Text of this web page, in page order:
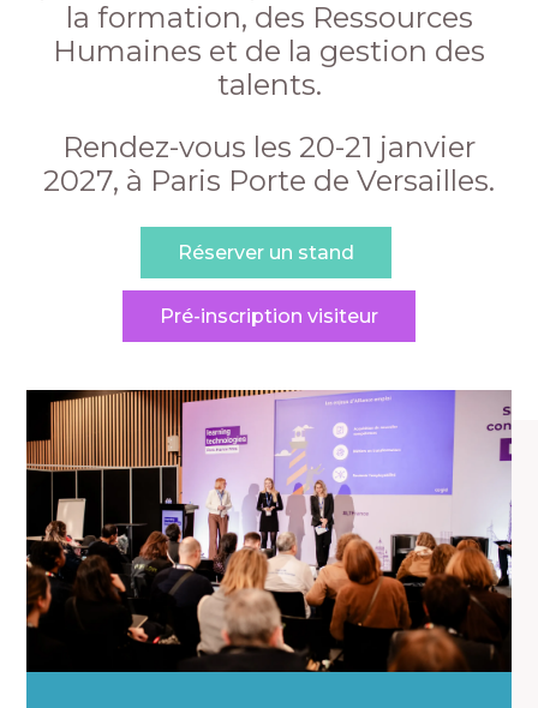
la formation, des Ressources
Humaines et de la gestion des
talents.
Rendez-vous les 20-21 janvier
2027, à Paris Porte de Versailles.
Réserver un stand
Pré-inscription visiteur